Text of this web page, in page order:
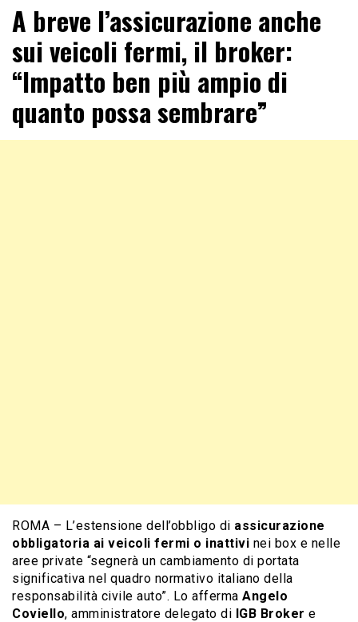
A breve l’assicurazione anche
sui veicoli fermi, il broker:
“Impatto ben più ampio di
quanto possa sembrare”
ROMA – L’estensione dell’obbligo di assicurazione
obbligatoria ai veicoli fermi o inattivi nei box e nelle
aree private “segnerà un cambiamento di portata
significativa nel quadro normativo italiano della
responsabilità civile auto”. Lo afferma Angelo
Coviello, amministratore delegato di IGB Broker e